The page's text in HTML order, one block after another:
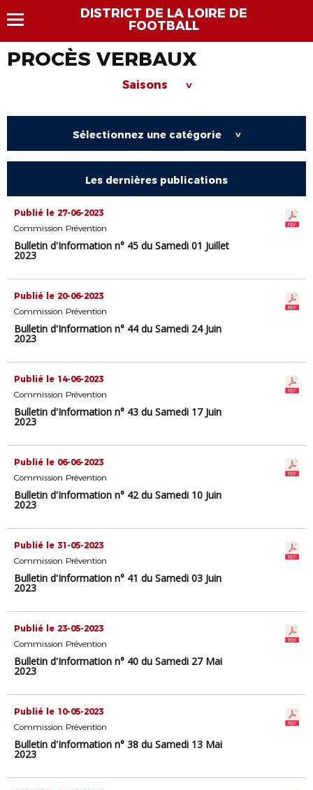
DISTRICT DE LA LOIRE DE
FOOTBALL
PROCÈS VERBAUX
Saisons >
Sélectionnez une catégorie >
Les dernières publications
Publié le 27-06-2023
Commission Prévention
Bulletin d'Information n° 45 du Samedi 01 Juillet
2023
Publié le 20-06-2023
Commission Prévention
Bulletin d'Information n° 44 du Samedi 24 Juin
2023
Publié le 14-06-2023
Commission Prévention
Bulletin d'Information n° 43 du Samedi 17 Juin
2023
Publié le 06-06-2023
Commission Prévention
Bulletin d'Information n° 42 du Samedi 10 Juin
2023
Publié le 31-05-2023
Commission Prévention
Bulletin d'Information n° 41 du Samedi 03 Juin
2023
Publié le 23-05-2023
Commission Prévention
Bulletin d'Information n° 40 du Samedi 27 Mai
2023
Publié le 10-05-2023
Commission Prévention
Bulletin d'Information n° 38 du Samedi 13 Mai
2023